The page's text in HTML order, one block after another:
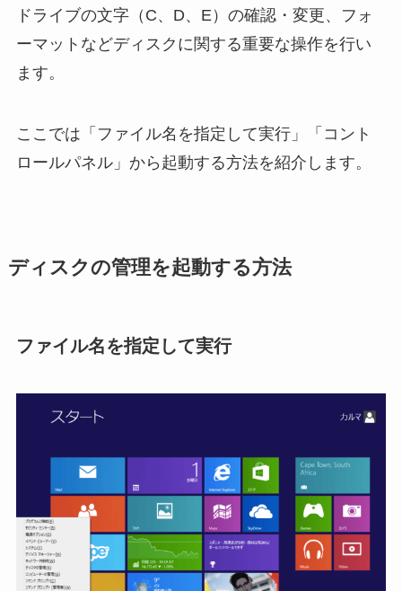
ドライブの文字（C、D、E）の確認・変更、フォ
ーマットなどディスクに関する重要な操作を行い
ます。
ここでは「ファイル名を指定して実行」「コント
ロールパネル」から起動する方法を紹介します。
ディスクの管理を起動する方法
ファイル名を指定して実行